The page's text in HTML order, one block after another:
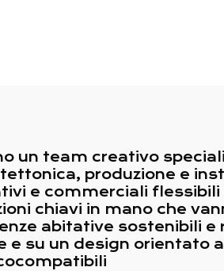
un team creativo
produzione e
e commerciali
chiavi in mano che
abitative sostenibili e
e su un design orientato